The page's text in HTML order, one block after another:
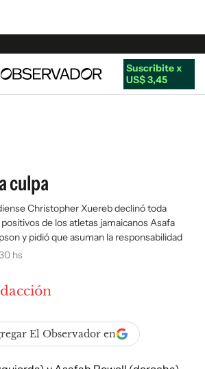
Suscribite x
US$ 3,45
culpa
Christopher Xuereb declinó toda
de los atletas jamaicanos Asafa
y pidió que asuman la responsabilidad
hs
El Observador en